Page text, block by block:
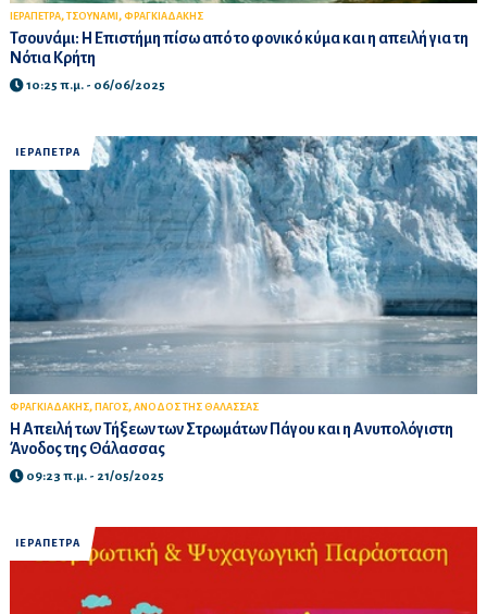
ΙΕΡΑΠΕΤΡΑ, ΤΣΟΥΝΑΜΙ , ΦΡΑΓΚΙΑΔΑΚΗΣ
Τσουνάμι: Η Επιστήμη πίσω από το φονικό κύμα και η απειλή για τη
Νότια Κρήτη
10:25 π.μ. - 06/06/2025
ΙΕΡΑΠΕΤΡΑ
ΦΡΑΓΚΙΑΔΑΚΗΣ, ΠΑΓΟΣ, ΑΝΟΔΟΣ ΤΗΣ ΘΑΛΑΣΣΑΣ
Η Απειλή των Τήξεων των Στρωμάτων Πάγου και η Ανυπολόγιστη
Άνοδος της Θάλασσας
09:23 π.μ. - 21/05/2025
ΙΕΡΑΠΕΤΡΑ